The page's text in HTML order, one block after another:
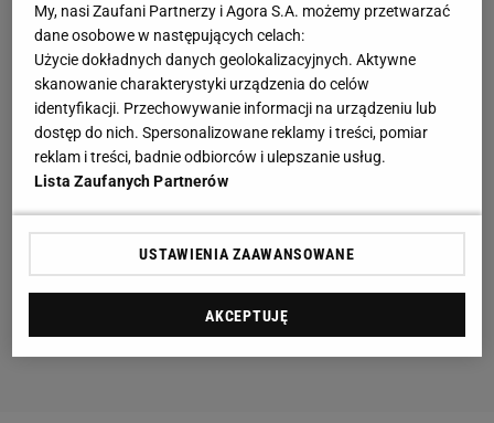
My, nasi Zaufani Partnerzy i Agora S.A. możemy przetwarzać
dane osobowe w następujących celach:
Użycie dokładnych danych geolokalizacyjnych. Aktywne
skanowanie charakterystyki urządzenia do celów
identyfikacji. Przechowywanie informacji na urządzeniu lub
dostęp do nich. Spersonalizowane reklamy i treści, pomiar
reklam i treści, badnie odbiorców i ulepszanie usług.
Lista Zaufanych Partnerów
USTAWIENIA ZAAWANSOWANE
AKCEPTUJĘ